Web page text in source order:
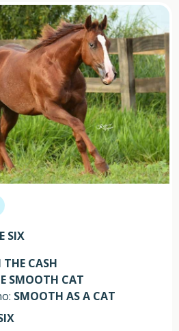
SIX
THE CASH
SMOOTH CAT
SMOOTH AS A CAT